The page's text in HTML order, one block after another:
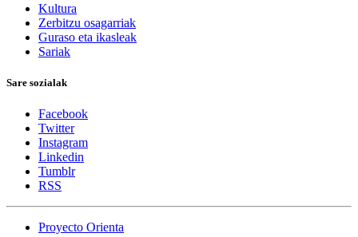
Kultura
Zerbitzu osagarriak
Guraso eta ikasleak
Sariak
Sare sozialak
Facebook
Twitter
Instagram
Linkedin
Tumblr
RSS
Proyecto Orienta